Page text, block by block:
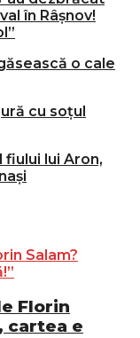
în Râșnov!
o cale
cu soțul
lui Aron,
Florin
cartea e